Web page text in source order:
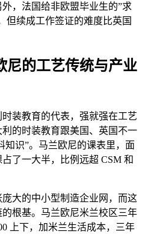
，法国给非欧盟毕业生的”求
但续成工作签证的难度比英国
尼的工艺传统与产业
装教育的代表，强就强在工艺
的时装教育跟美国、英国不一
知识”。马兰欧尼的课表里，面
了一大半，比例远超 CSM 和
大的中小型制造企业网，而这
根基。马兰欧尼米兰校区三年
上下，加米兰生活成本，三年